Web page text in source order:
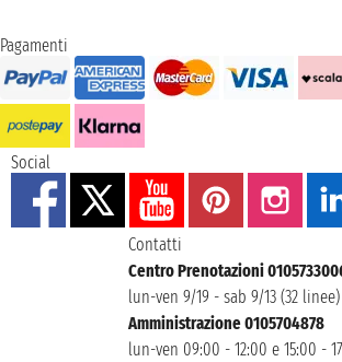
Pagamenti
Social
Contatti
Centro Prenotazioni
lun-ven 9/19 - sab 9/13 (32 linee)
Amministrazione 0105704878
lun-ven 09:00 - 12:00 e 15:00 -